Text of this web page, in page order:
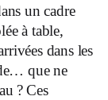
un cadre
à table,
dans les
que ne
? Ces